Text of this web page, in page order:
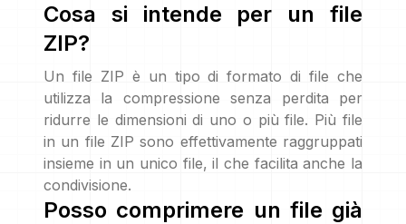
Cosa si intende per un file
ZIP?
Un file ZIP è un tipo di formato di file che
utilizza la compressione senza perdita per
ridurre le dimensioni di uno o più file. Più file
in un file ZIP sono effettivamente raggruppati
insieme in un unico file, il che facilita anche la
condivisione.
Posso comprimere un file già